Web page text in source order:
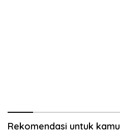
Rekomendasi untuk kamu